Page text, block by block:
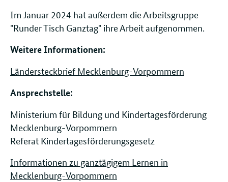
Im Januar 2024 hat außerdem die Arbeitsgruppe
"Runder Tisch Ganztag" ihre Arbeit aufgenommen.
Weitere Informationen:
Ländersteckbrief Mecklenburg-Vorpommern
Ansprechstelle: ​​​​
Ministerium für Bildung und Kindertagesförderung
Mecklenburg-Vorpommern
Referat Kindertagesförderungsgesetz
Informationen zu ganztägigem Lernen in
Mecklenburg-Vorpommern